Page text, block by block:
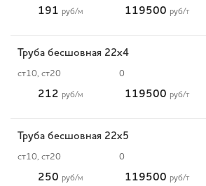
191 руб/м 119500 руб/т
Труба бесшовная 22х4
ст10, ст20 0
212 руб/м 119500 руб/т
Труба бесшовная 22х5
ст10, ст20 0
250 руб/м 119500 руб/т